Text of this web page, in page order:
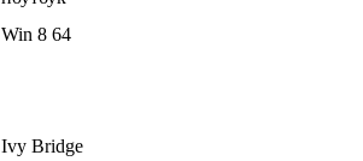
Win 8 64
Ivy Bridge